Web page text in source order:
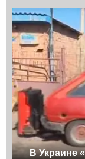
В Украине